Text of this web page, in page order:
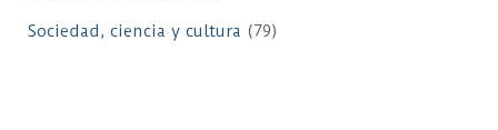
Sociedad, ciencia y cultura (79)